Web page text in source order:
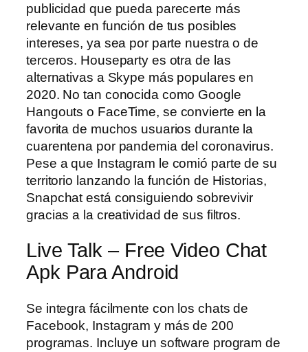
publicidad que pueda parecerte más
relevante en función de tus posibles
intereses, ya sea por parte nuestra o de
terceros. Houseparty es otra de las
alternativas a Skype más populares en
2020. No tan conocida como Google
Hangouts o FaceTime, se convierte en la
favorita de muchos usuarios durante la
cuarentena por pandemia del coronavirus.
Pese a que Instagram le comió parte de su
territorio lanzando la función de Historias,
Snapchat está consiguiendo sobrevivir
gracias a la creatividad de sus filtros.
Live Talk – Free Video Chat
Apk Para Android
Se integra fácilmente con los chats de
Facebook, Instagram y más de 200
programas. Incluye un software program de